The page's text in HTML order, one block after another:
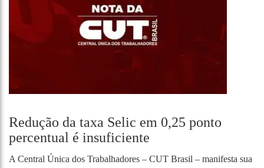
Redução da taxa Selic em 0,25 ponto
percentual é insuficiente
A Central Única dos Trabalhadores – CUT Brasil – manifesta sua